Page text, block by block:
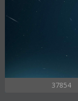
37854